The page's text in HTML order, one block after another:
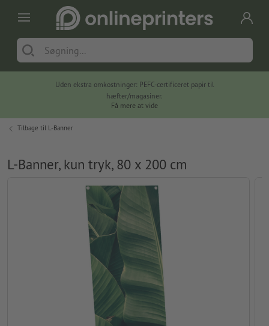
Uden ekstra omkostninger: PEFC-certificeret papir til
hæfter/magasiner.
Få mere at vide
Tilbage til L-Banner
L-Banner, kun tryk, 80 x 200 cm